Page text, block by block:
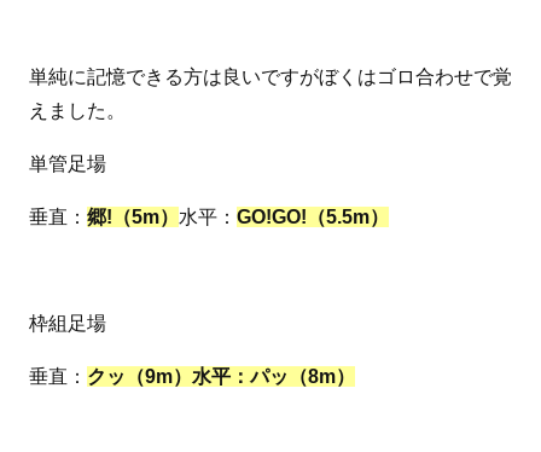
単純に記憶できる方は良いですがぼくはゴロ合わせで覚
えました。
単管足場
垂直： 郷!（5m） 水平： GO!GO!（5.5m）
枠組足場
垂直： クッ（9m）水平：パッ（8m）